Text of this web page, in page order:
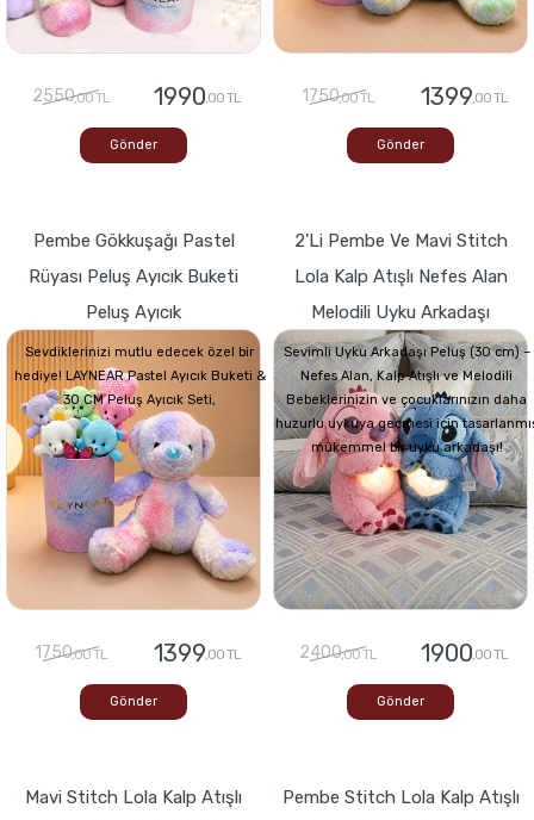
2550,00 TL 1990,00 TL
Gönder
1750,00 TL 1399,00 TL
Gönder
Pembe Gökkuşağı Pastel
Rüyası Peluş Ayıcık Buketi
Peluş Ayıcık
Sevdiklerinizi mutlu edecek özel bir
hediye! LAYNEAR Pastel Ayıcık Buketi &
30 CM Peluş Ayıcık Seti,
1750,00 TL 1399,00 TL
Gönder
2'li Pembe Ve Mavi Stitch
Lola Kalp Atışlı Nefes Alan
Melodili Uyku Arkadaşı
Sevimli Uyku Arkadaşı Peluş (30 cm) –
Nefes Alan, Kalp Atışlı ve Melodili
Bebeklerinizin ve çocuklarınızın daha
huzurlu uykuya geçmesi için
mükemmel bir uyku arkadaşı!
2400,00 TL 1900,00 TL
Gönder
Mavi Stitch Lola Kalp Atışlı
Pembe Stitch Lola Kalp Atışlı